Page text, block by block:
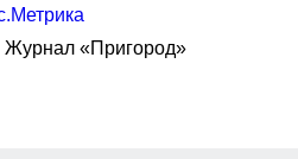
Журнал «Пригород»